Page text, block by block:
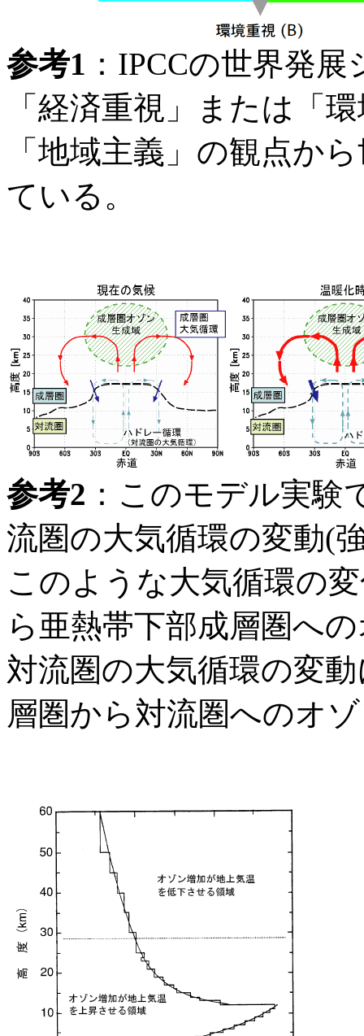
参考1 ：IPCCの世界発
「経済重視」または「
「地域主義」の観点か
ている。
参考2 ：このモデル実験
流圏の大気循環の変動(
このような大気循環の
ら亜熱帯下部成層圏へ
対流圏の大気循環の変
層圏から対流圏へのオ